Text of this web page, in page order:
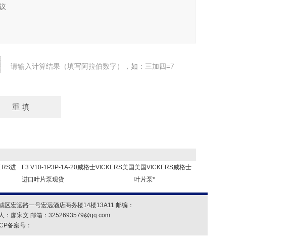
请输入计算结果（填写阿拉伯数字），如：三加四=7
进
F3 V10-1P3P-1A-20威格士VICKERS美国
进口叶片泵现货
美国VICKERS威格士
叶片泵*
区宏远路一号宏远酒店商务楼14楼13A11 邮编：
廖宋文 邮箱： 3252693579@qq.com
备案号：